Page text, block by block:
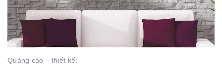
Quảng cáo – thiết kế: